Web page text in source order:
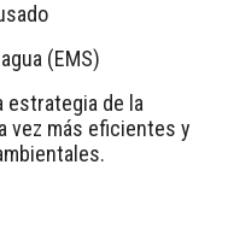
(EMS)
estrategia de la
vez más eficientes y